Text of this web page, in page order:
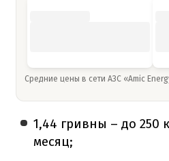
Средние цены в сети АЗС «Amic
1,44 гривны – до 250
месяц;